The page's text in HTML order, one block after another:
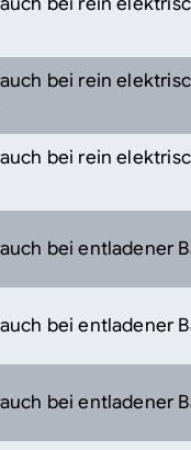
bei rein
bei rein
bei entladener
bei entladener
bei entladener